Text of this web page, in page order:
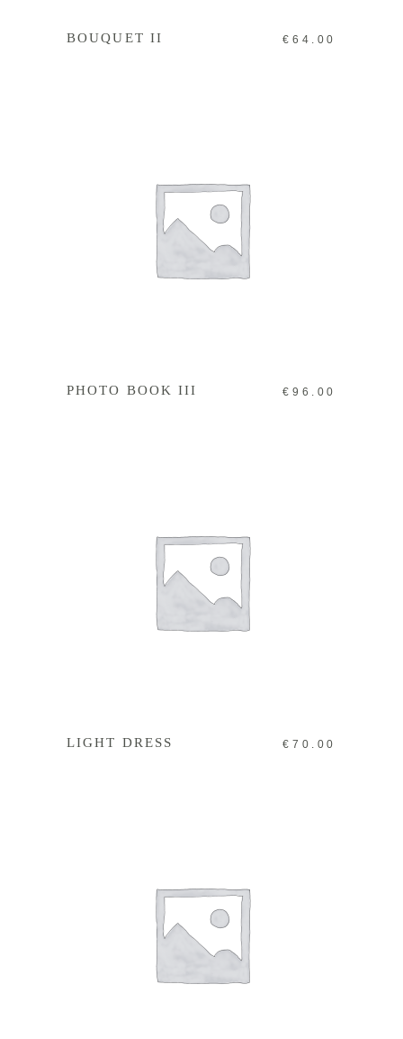
BOUQUET II € 64.00
PHOTO BOOK III € 96.00
LIGHT DRESS € 70.00